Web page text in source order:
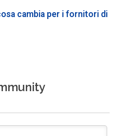
cambia per i fornitori di